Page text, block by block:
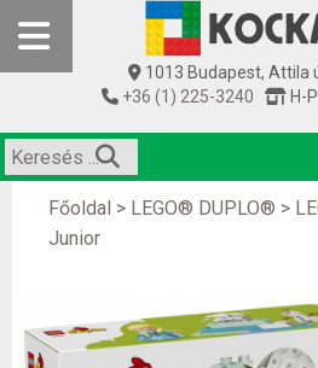
1013 Budapest, Attila
+36 (1) 225-3240
H-
Főoldal > LEGO® DUPLO® >
Junior